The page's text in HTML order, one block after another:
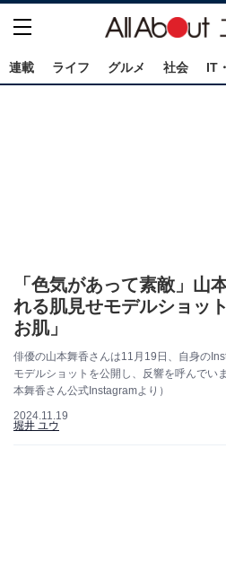
連載 ライフ グルメ 社会 IT
「色気があって素敵」山
れる肌見せモデルショッ
お肌」
俳優の山本舞香さんは11月19日、自身の
モデルショットを公開し、反響を呼んでい
本舞香さん公式Instagramより）
2024.11.19
堀井 ユウ